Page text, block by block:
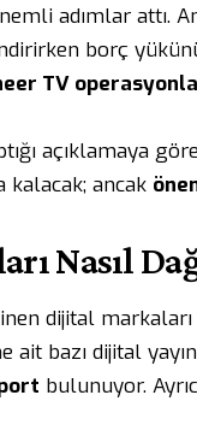
adımlar attı.
borç
TV
açıklamaya
kalacak; ancak
Nasıl
dijital
ait bazı dijital
bulunuyor.